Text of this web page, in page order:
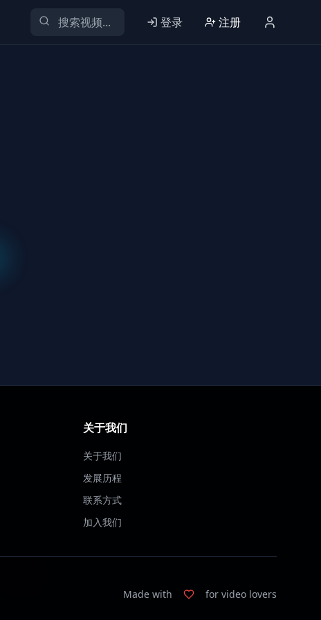
登录 注册
关于我们
关于我们
发展历程
联系方式
加入我们
Made with for video lovers